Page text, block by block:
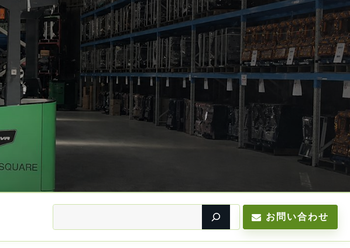
お問い合わせ